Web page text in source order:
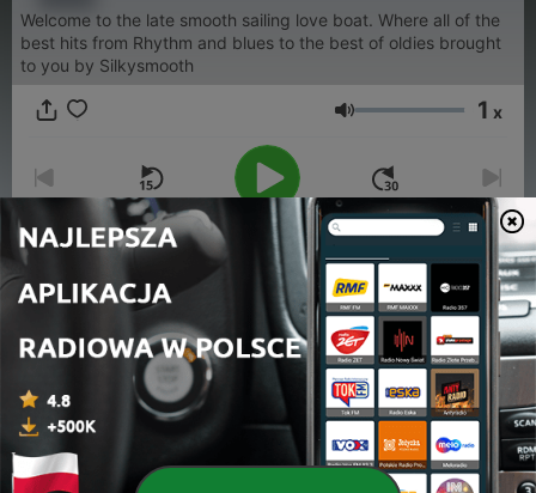
Welcome to the late smooth sailing love boat. Where all of the
best hits from Rhythm and blues to the best of oldies brought
to you by Silkysmooth
Głośność 1 x
00:00 00:00
Silky-smooth
24 maj 2018